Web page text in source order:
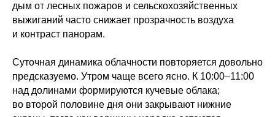
дым от лесных пожаров и сельскохозяйственных
выжиганий часто снижает прозрачность воздуха
и контраст панорам.
Суточная динамика облачности повторяется довольно
предсказуемо. Утром чаще всего ясно. К 10:00–11:00
над долинами формируются кучевые облака;
во второй половине дня они закрывают нижние